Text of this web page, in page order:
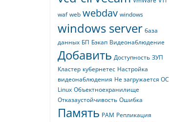
waf web webdav windows
windows server база
данных БП Бэкап Видеонаблюдение
Добавить Доступность ЗУП
Кластер кубернетес Настройка
видеонаблюдения Не загружается ОС
Linux Объектноехранилище
Отказаустойчивость Ошибка
Память РАМ Репликация